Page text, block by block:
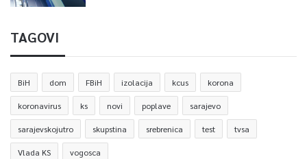
TAGOVI
BiH dom FBiH izolacija kcus korona
koronavirus ks novi poplave sarajevo
sarajevskojutro skupstina srebrenica test tvsa
Vlada KS vogosca